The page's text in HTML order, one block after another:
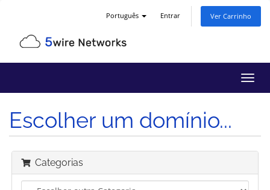
Português Entrar Ver Carrinho
Escolher um domínio...
Categorias